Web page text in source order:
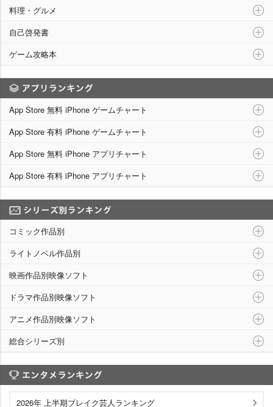
料理・グルメ
自己啓発書
ゲーム攻略本
App Store 無料 iPhone ゲームチャート
App Store 有料 iPhone ゲームチャート
App Store 無料 iPhone アプリチャート
App Store 有料 iPhone アプリチャート
コミック作品別
ライトノベル作品別
映画作品別映像ソフト
ドラマ作品別映像ソフト
アニメ作品別映像ソフト
総合シリーズ別
2026年 上半期ブレイク芸人ランキング